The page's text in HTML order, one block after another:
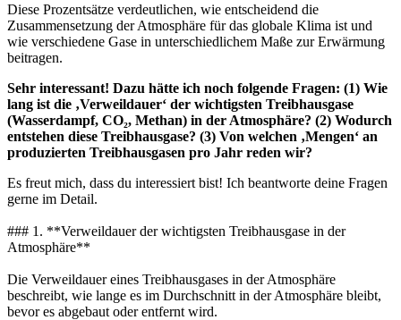
Diese Prozentsätze verdeutlichen, wie entscheidend die
Zusammensetzung der Atmosphäre für das globale Klima ist und
wie verschiedene Gase in unterschiedlichem Maße zur Erwärmung
beitragen.
Sehr interessant! Dazu hätte ich noch folgende Fragen: (1) Wie
lang ist die ‚Verweildauer‘ der wichtigsten Treibhausgase
(Wasserdampf, CO₂, Methan) in der Atmosphäre? (2) Wodurch
entstehen diese Treibhausgase? (3) Von welchen ‚Mengen‘ an
produzierten Treibhausgasen pro Jahr reden wir?
Es freut mich, dass du interessiert bist! Ich beantworte deine Fragen
gerne im Detail.
### 1. **Verweildauer der wichtigsten Treibhausgase in der
Atmosphäre**
Die Verweildauer eines Treibhausgases in der Atmosphäre
beschreibt, wie lange es im Durchschnitt in der Atmosphäre bleibt,
bevor es abgebaut oder entfernt wird.